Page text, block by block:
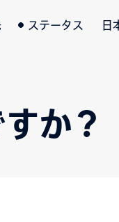
ステータス
日
か？